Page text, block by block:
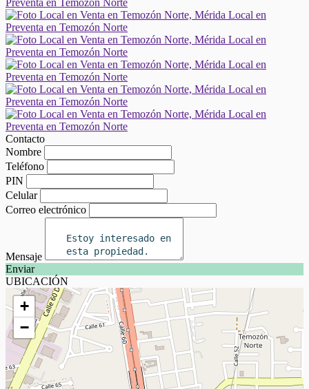
Contacto
Nombre
Teléfono
PIN
Celular
Correo electrónico
Mensaje
Enviar
UBICACIÓN
+
−